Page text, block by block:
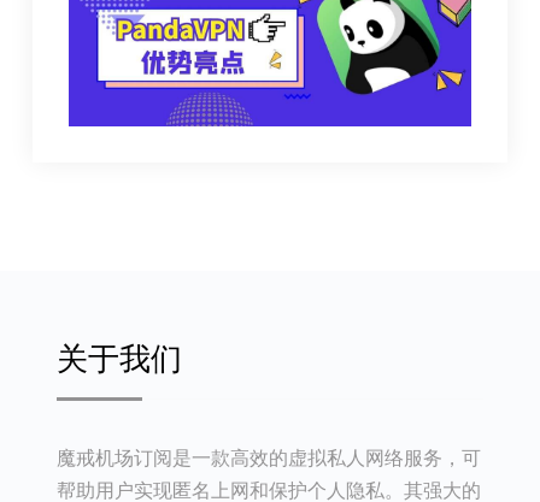
关于我们
魔戒机场订阅是一款高效的虚拟私人网络服务，可
帮助用户实现匿名上网和保护个人隐私。其强大的